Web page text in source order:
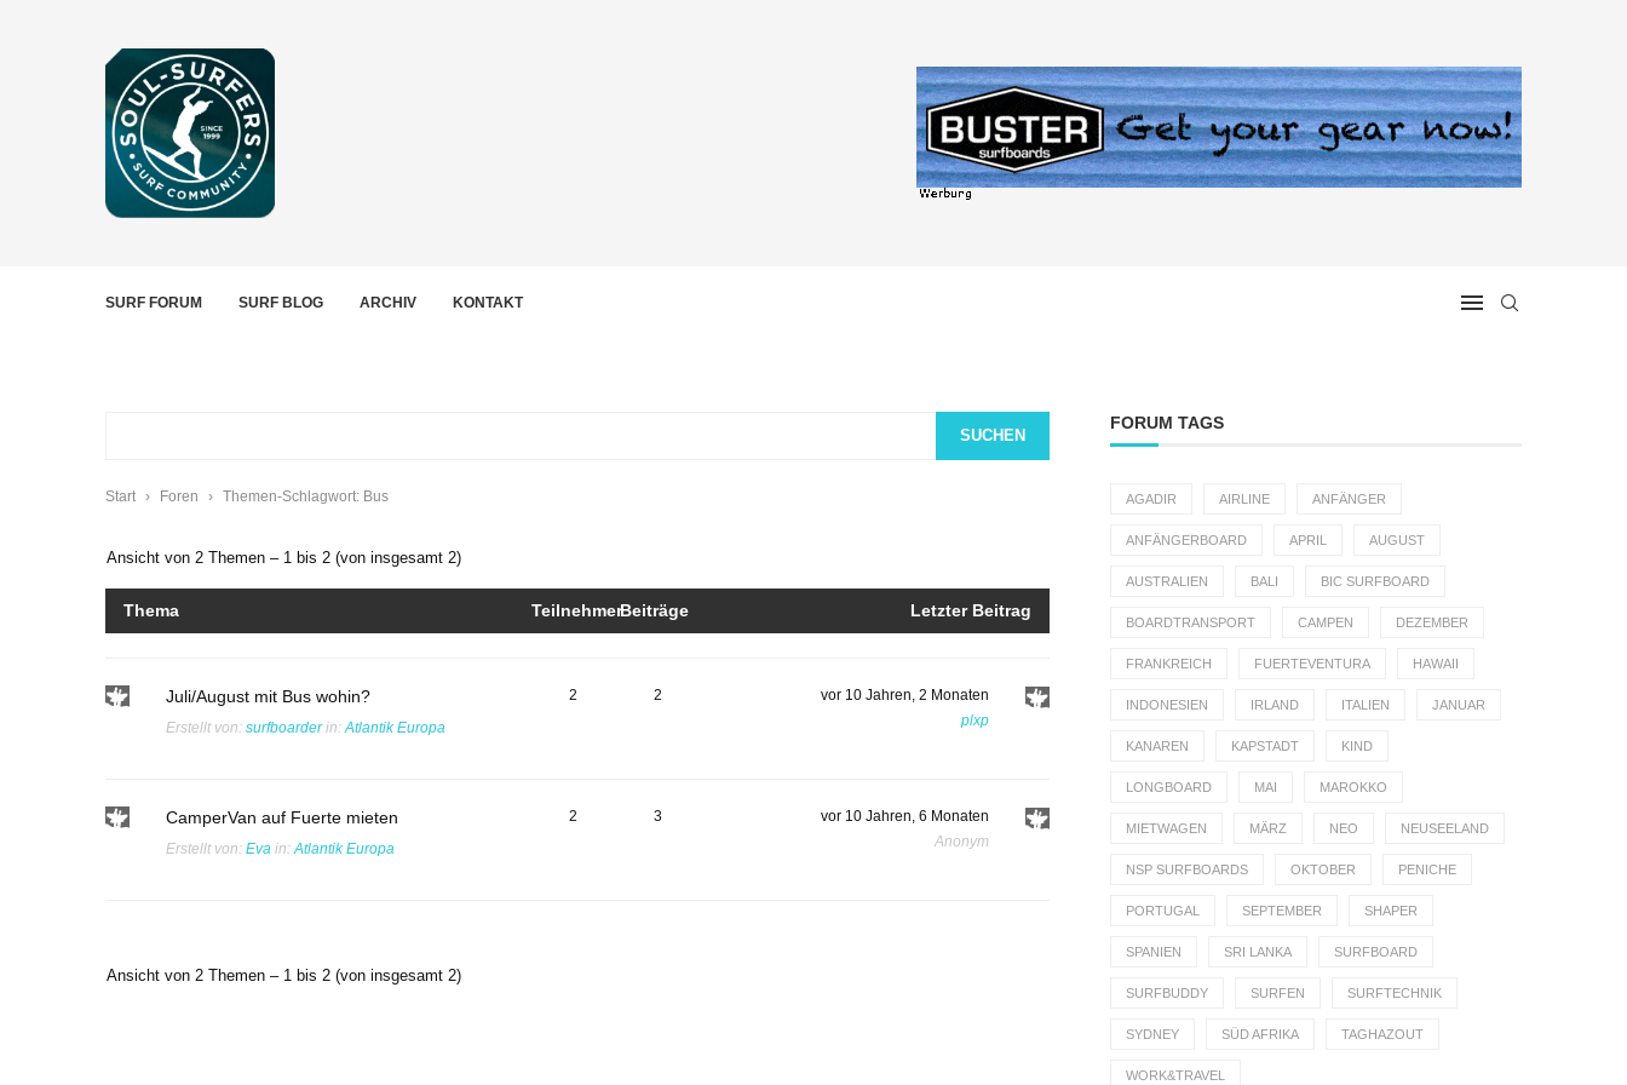
SURF FORUM SURF BLOG ARCHIV KONTAKT
Start › Foren › Themen-Schlagwort: Bus
Ansicht von 2 Themen – 1 bis 2 (von insgesamt 2)
Thema TeilnehmerBeiträge Letzter Beitrag
Juli/August mit Bus wohin?
Erstellt von: surfboarder in:Atlantik Europa
2 2
vor 10 Jahren, 2 Monaten
plxp
CamperVan auf Fuerte mieten
Erstellt von: Eva in:Atlantik Europa
2 3
vor 10 Jahren, 6 Monaten
Anonym
Ansicht von 2 Themen – 1 bis 2 (von insgesamt 2)
FORUM TAGS
AGADIR AIRLINE ANFÄNGER
ANFÄNGERBOARD APRIL AUGUST
AUSTRALIEN BALI BIC SURFBOARD
BOARDTRANSPORT CAMPEN DEZEMBER
FRANKREICH FUERTEVENTURA HAWAII
INDONESIEN IRLAND ITALIEN JANUAR
KANAREN KAPSTADT KIND
LONGBOARD MAI MAROKKO
MIETWAGEN MÄRZ NEO NEUSEELAND
NSP SURFBOARDS OKTOBER PENICHE
PORTUGAL SEPTEMBER SHAPER
SPANIEN SRI LANKA SURFBOARD
SURFBUDDY SURFEN SURFTECHNIK
SYDNEY SÜD AFRIKA TAGHAZOUT
WORK&TRAVEL